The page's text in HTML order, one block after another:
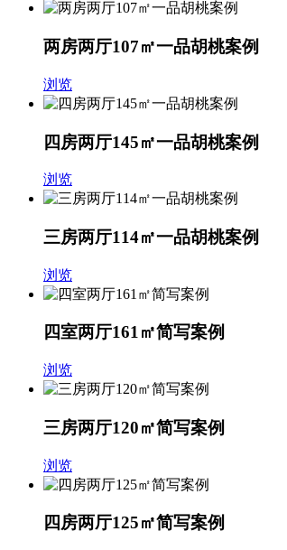
两房两厅107㎡一品胡桃案例
浏览
四房两厅145㎡一品胡桃案例
浏览
三房两厅114㎡一品胡桃案例
浏览
四室两厅161㎡简写案例
浏览
三房两厅120㎡简写案例
浏览
四房两厅125㎡简写案例